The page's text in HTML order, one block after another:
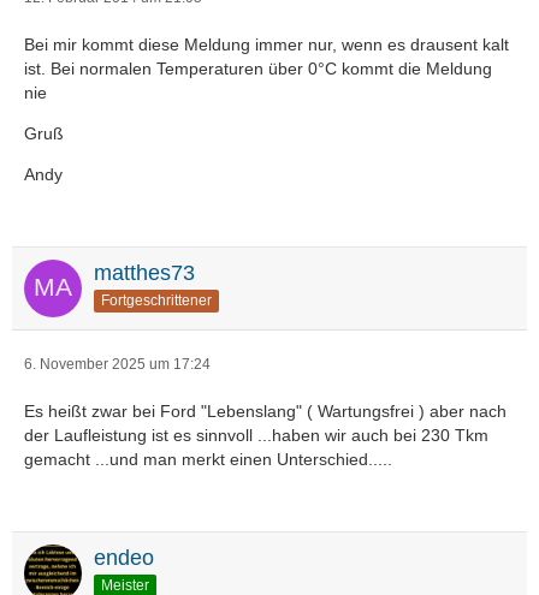
Bei mir kommt diese Meldung immer nur, wenn es drausent kalt
ist. Bei normalen Temperaturen über 0°C kommt die Meldung
nie
Gruß
Andy
matthes73
Fortgeschrittener
6. November 2025 um 17:24
Es heißt zwar bei Ford "Lebenslang" ( Wartungsfrei ) aber nach
der Laufleistung ist es sinnvoll ...haben wir auch bei 230 Tkm
gemacht ...und man merkt einen Unterschied.....
endeo
Meister